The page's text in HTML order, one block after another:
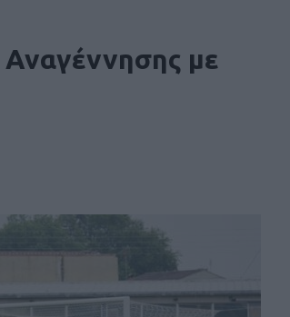
Αναγέννησης με